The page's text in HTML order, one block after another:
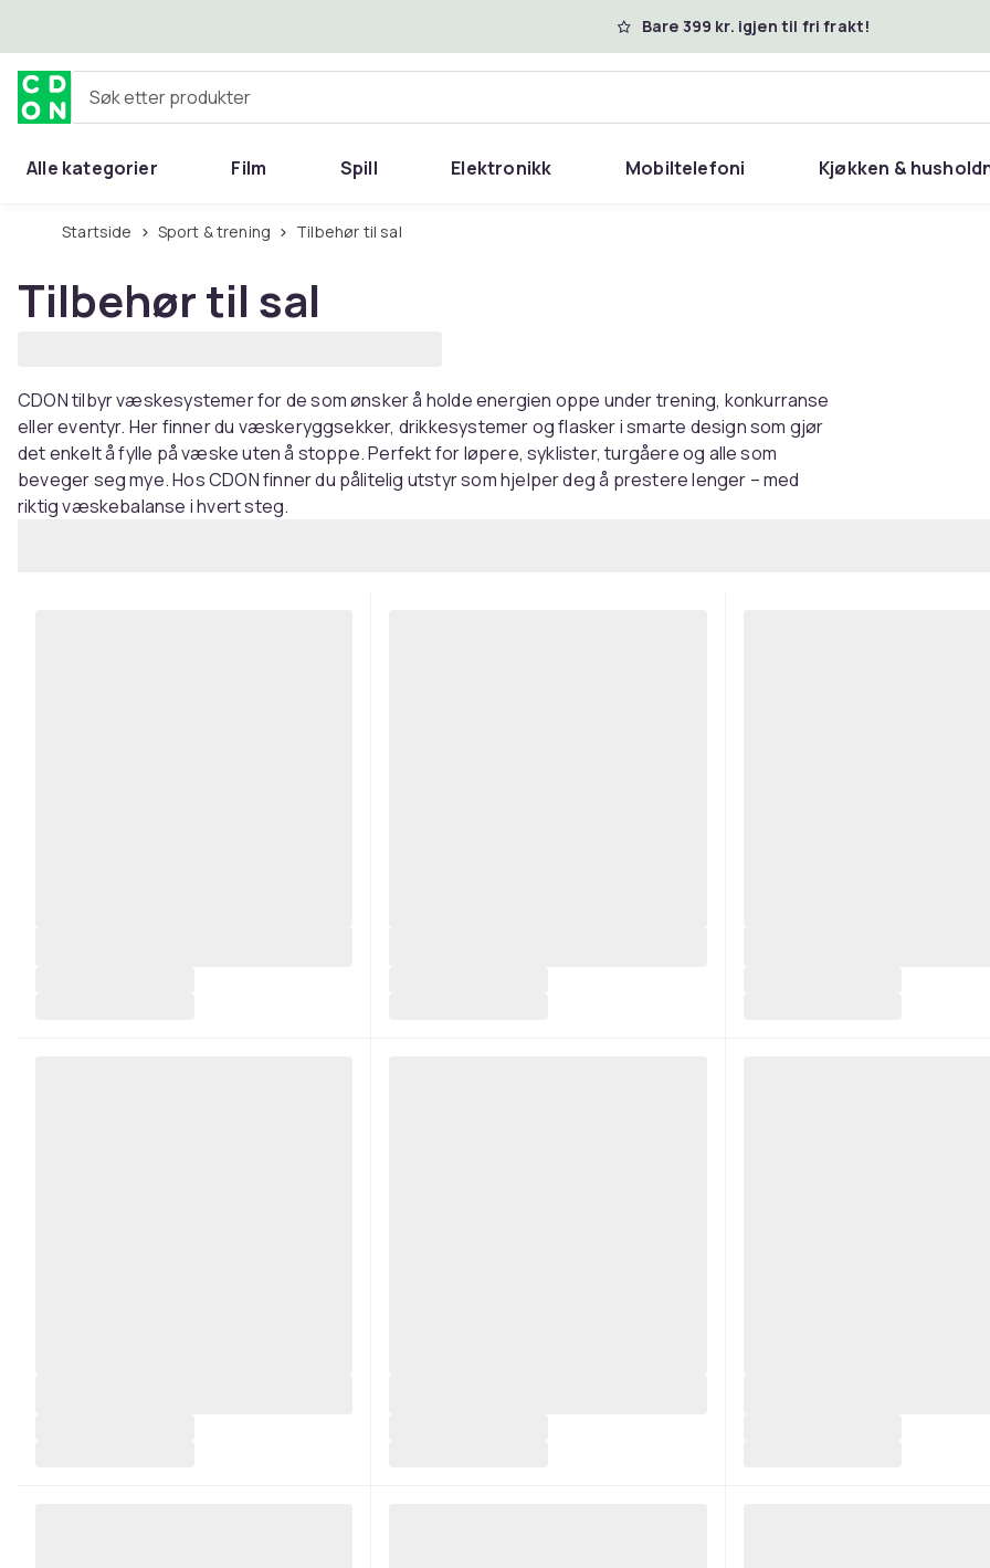
Bare 399 kr. igjen til fri frakt!
Søk etter produkter
Alle kategorier Film Spill Elektronikk Mobiltelefoni Kjøkken &
Startside Sport & trening Tilbehør til sal
Tilbehør til sal
CDON tilbyr væskesystemer for de som ønsker å holde energien oppe under trening, konkurranse
eller eventyr. Her finner du væskeryggsekker, drikkesystemer og flasker i smarte design som gjør
det enkelt å fylle på væske uten å stoppe. Perfekt for løpere, syklister, turgåere og alle som
beveger seg mye. Hos CDON finner du pålitelig utstyr som hjelper deg å prestere lenger – med
riktig væskebalanse i hvert steg.